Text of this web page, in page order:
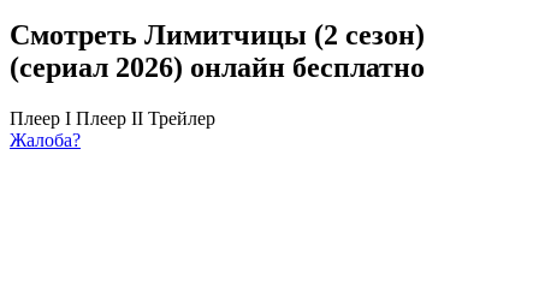
Смотреть Лимитчицы (2 сезон)
(сериал 2026) онлайн бесплатно
Плеер I Плеер II Трейлер
Жалоба?